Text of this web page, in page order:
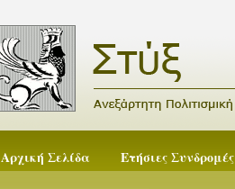
Αρχική Σελίδα Ετήσιες Συνδρομές